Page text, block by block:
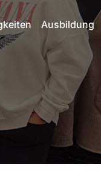
Ausbildung